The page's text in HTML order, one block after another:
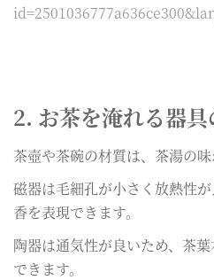
2. お茶を淹れる器具
茶壺や茶碗の材質は、茶湯の味
磁器は毛細孔が小さく放熱性
香を表現できます。
陶器は通気性が良いため、茶
できます。